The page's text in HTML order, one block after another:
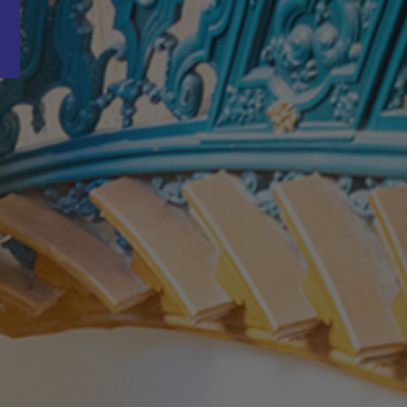
Word nu gratis en geheel vrijblijvend lid van ons Vacature Via